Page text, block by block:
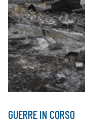
GUERRE IN CORSO